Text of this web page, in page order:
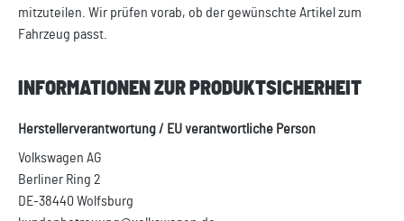
mitzuteilen. Wir prüfen vorab, ob der gewünschte Artikel zum
Fahrzeug passt.
INFORMATIONEN ZUR PRODUKTSICHERHEIT
Herstellerverantwortung / EU verantwortliche Person
Volkswagen AG
Berliner Ring 2
DE-38440 Wolfsburg